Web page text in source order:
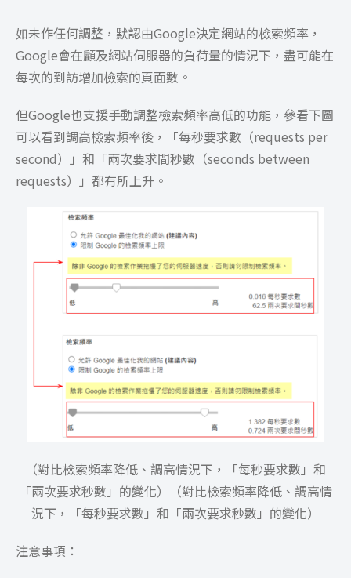
如未作任何調整，默認由Google決定網站的檢索頻率，
Google會在顧及網站伺服器的負荷量的情況下，盡可能在
每次的到訪增加檢索的頁面數。
但Google也支援手動調整檢索頻率高低的功能，參看下圖
可以看到調高檢索頻率後，「每秒要求數（requests per
second）」和「兩次要求間秒數（seconds between
requests）」都有所上升。
（對比檢索頻率降低、調高情況下，「每秒要求數」和
「兩次要求秒數」的變化）（對比檢索頻率降低、調高情
況下，「每秒要求數」和「兩次要求秒數」的變化）
注意事項：